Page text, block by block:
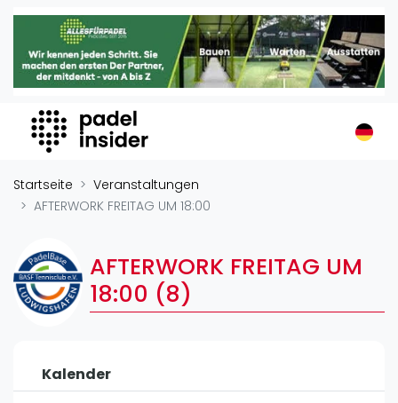
Padel Insider
Home
Organisationen
Buchungssysteme
Padel-Shops
Padel-Marken
Verschiedenes
Veranstaltungen
Playtomic
Startseite
Veranstaltungen
AFTERWORK FREITAG UM 18:00
AFTERWORK FREITAG UM
18:00 (8)
Kalender